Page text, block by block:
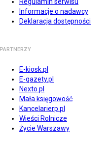
Informacje o nadawcy
Deklaracja dostępności
PARTNERZY
E-kiosk.pl
E-gazety.pl
Nexto.pl
Mała księgowość
Kancelarierp.pl
Wieści Rolnicze
Życie Warszawy